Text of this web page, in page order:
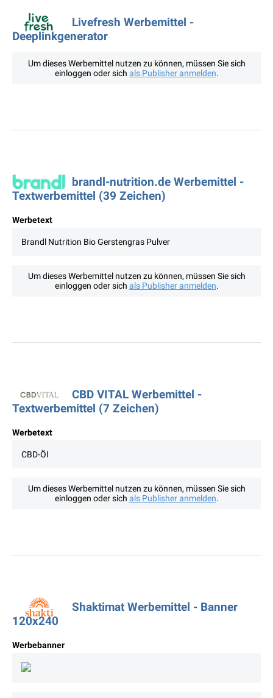
Livefresh Werbemittel -
Deeplinkgenerator
Um dieses Werbemittel nutzen zu können, müssen Sie sich
einloggen oder sich als Publisher anmelden.
brandl-nutrition.de Werbemittel -
Textwerbemittel (39 Zeichen)
Werbetext
Brandl Nutrition Bio Gerstengras Pulver
Um dieses Werbemittel nutzen zu können, müssen Sie sich
einloggen oder sich als Publisher anmelden.
CBD VITAL Werbemittel -
Textwerbemittel (7 Zeichen)
Werbetext
CBD-Öl
Um dieses Werbemittel nutzen zu können, müssen Sie sich
einloggen oder sich als Publisher anmelden.
Shaktimat Werbemittel - Banner
120x240
Werbebanner